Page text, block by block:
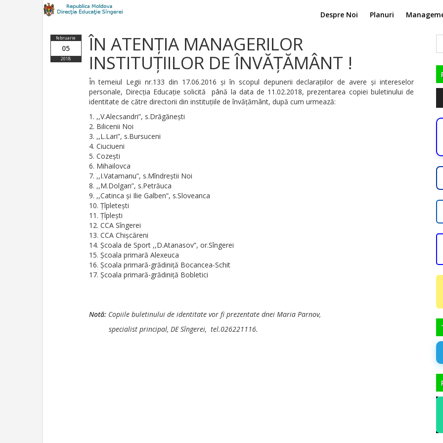
Despre Noi Planuri
februarie
05
2018
ÎN ATENȚIA MANAGERILOR
INSTITUȚIILOR DE ÎNVĂȚĂMÂNT !
În temeiul Legii nr.133 din 17.06.2016 și în scopul depunerii declarațiilor de avere și intereselor
personale, Direcția Educație solicită până la data de 11.02.2018, prezentarea copiei buletinului de
identitate de către directorii din instituțiile de învățământ, după cum urmează:
,,V.Alecsandri”, s.Drăgănești
Bilicenii Noi
,,L.Lari”, s.Bursuceni
Ciuciueni
Cozești
Mihailovca
,,I.Vatamanu”, s.Mîndreștii Noi
,,M.Dolgan”, s.Petrăuca
,,Catinca și Ilie Galben”, s.Sloveanca
Țîpletești
Țîplești
CCA Sîngerei
CCA Chișcăreni
Școala de Sport ,,D.Atanasov”, or.Sîngerei
Școala primară Alexeuca
Școala primară-grădiniță Bocancea-Schit
Școala primară-grădiniță Bobletici
Notă:Copiile buletinului de identitate vor fi prezentate dnei Maria Parnov,
specialist principal, DE Sîngerei, tel.026221116.